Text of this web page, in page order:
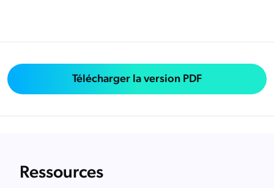
Télécharger la version PDF
Ressources